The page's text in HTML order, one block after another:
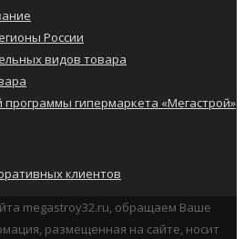
России
видов товара
гипермаркета «Мегастрой»
клиентов
megastroy32.ru, обращаем Ваше
размещенная на сайте, носит